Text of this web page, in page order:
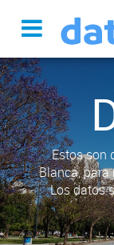
Estos son
Blanca, para
Los datos